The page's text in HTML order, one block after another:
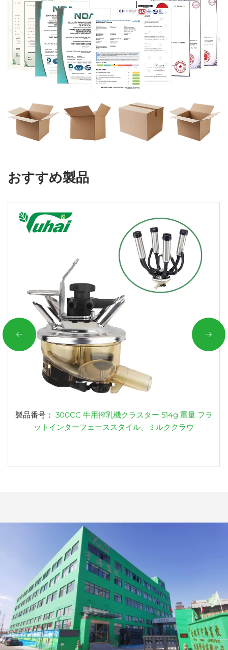
おすすめ製品
製品番号： 300CC 牛用搾乳機クラスター 514g 重量 フラ
ットインターフェーススタイル、ミルククラウ